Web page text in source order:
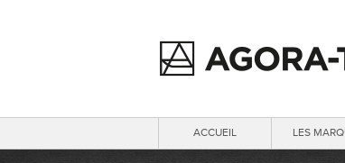
ACCUEIL LES